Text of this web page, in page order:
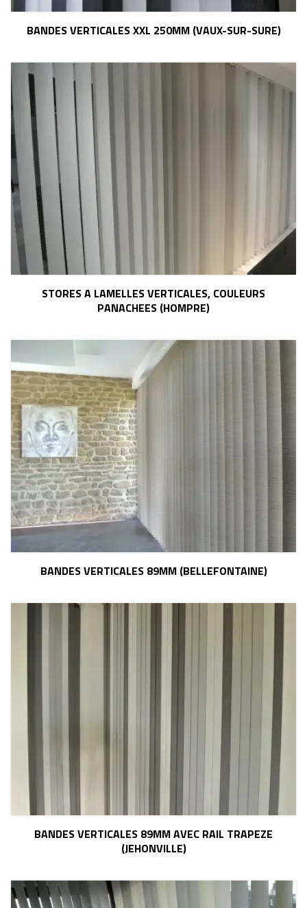
BANDES VERTICALES XXL 250MM (VAUX-SUR-SURE)
STORES A LAMELLES VERTICALES, COULEURS
PANACHEES (HOMPRE)
BANDES VERTICALES 89MM (BELLEFONTAINE)
BANDES VERTICALES 89MM AVEC RAIL TRAPEZE
(JEHONVILLE)